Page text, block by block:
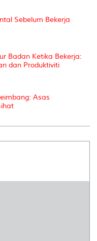
Sebelum Bekerja
Badan Ketika Bekerja:
dan Produktiviti
Asas